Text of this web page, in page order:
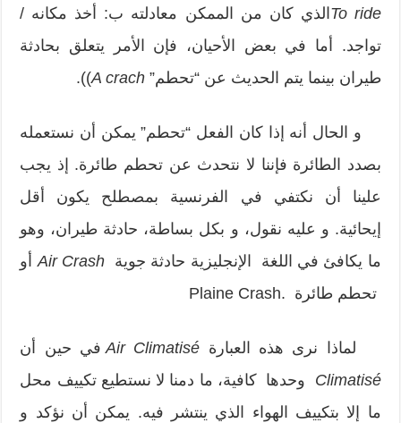
To ride الذي كان من الممكن معادلته ب: أخذ مكانه /
تواجد. أما في بعض الأحيان، فإن الأمر يتعلق بحادثة
طيران بينما يتم الحديث عن “تحطم”A crach
)).
و الحال أنه إذا كان الفعل “تحطم” يمكن أن نستعمله
بصدد الطائرة فإننا لا نتحدث عن تحطم طائرة. إذ يجب
علينا أن نكتفي في الفرنسية بمصطلح يكون أقل
إيحائية. و عليه نقول، و بكل بساطة، حادثة طيران، وهو
ما يكافئ في اللغة الإنجليزية حادثة جوية Air Crashأو
تحطم طائرة .Plaine Crash
لماذا نرى هذه العبارة Air Climatiséفي حين أن
Climatisé
وحدها كافية، ما دمنا لا نستطيع تكييف محل
ما إلا بتكييف الهواء الذي ينتشر فيه. يمكن أن نؤكد و